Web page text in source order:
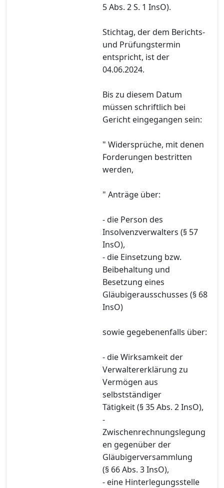
5 Abs. 2 S. 1 InsO).
Stichtag, der dem Berichts-
und Prüfungstermin
entspricht, ist der
04.06.2024.
Bis zu diesem Datum
müssen schriftlich bei
Gericht eingegangen sein:
" Widersprüche, mit denen
Forderungen bestritten
werden,
" Anträge über:
- die Person des
Insolvenzverwalters (§ 57
InsO),
- die Einsetzung bzw.
Beibehaltung und
Besetzung eines
Gläubigerausschusses (§ 68
InsO)
sowie gegebenenfalls über:
- die Wirksamkeit der
Verwaltererklärung zu
Vermögen aus
selbstständiger
Tätigkeit (§ 35 Abs. 2 InsO),
-
Zwischenrechnungslegung
en gegenüber der
Gläubigerversammlung
(§ 66 Abs. 3 InsO),
- eine Hinterlegungsstelle